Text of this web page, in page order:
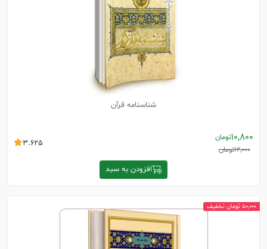
شناسنامه قرآن
10,800تومان
12,000تومان
3.625
افزودن به سبد
50,000 تومان تخفیف